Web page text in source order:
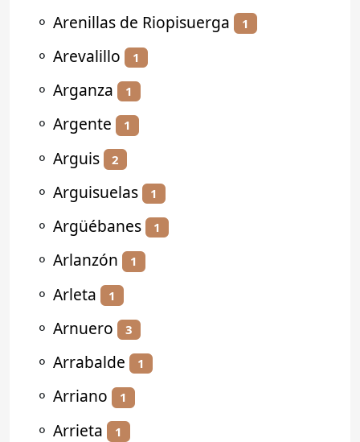
⚬ Arenillas de Riopisuerga 1
⚬ Arevalillo 1
⚬ Arganza 1
⚬ Argente 1
⚬ Arguis 2
⚬ Arguisuelas 1
⚬ Argüébanes 1
⚬ Arlanzón 1
⚬ Arleta 1
⚬ Arnuero 3
⚬ Arrabalde 1
⚬ Arriano 1
⚬ Arrieta 1